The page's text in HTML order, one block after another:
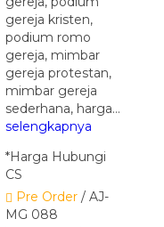
gereja kristen,
podium romo
gereja, mimbar
gereja protestan,
mimbar gereja
sederhana, harga…
selengkapnya
*Harga Hubungi
CS
Pre Order / AJ-
MG 088